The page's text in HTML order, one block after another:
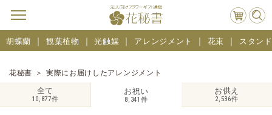
胡蝶蘭 観葉植物 光触媒 アレンジメント 花束 スタン
花秘書 実際にお届けしたアレンジメント
全て
10,877件
お祝い
8,341件
お供え
2,536件